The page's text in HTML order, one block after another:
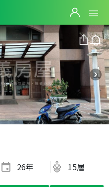
26年 15層